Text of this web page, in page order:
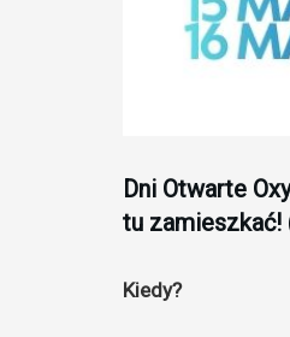
Dni Otwarte
tu zamieszkać!
Kiedy?